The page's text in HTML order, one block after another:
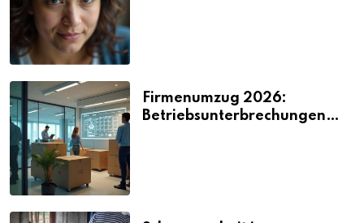
Firmenumzug 2026:
Betriebsunterbrechungen